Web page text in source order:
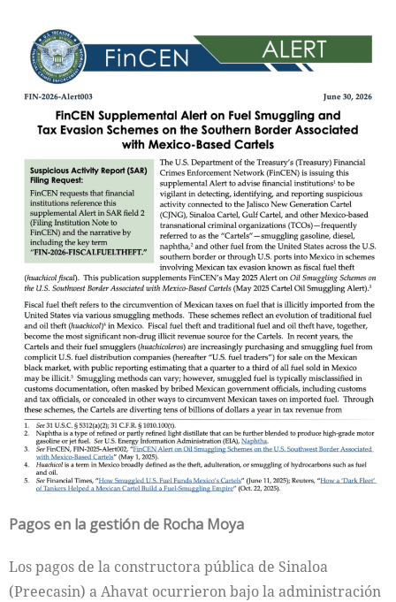
Pagos en la gestión de Rocha Moya
Los pagos de la constructora pública de Sinaloa
(Preecasin) a Ahavat ocurrieron bajo la administración